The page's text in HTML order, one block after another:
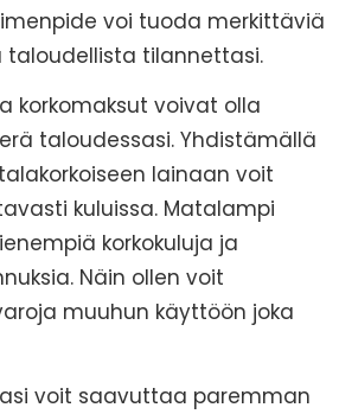
voi tuoda merkittäviä
tilannettasi.
korkomaksut voivat olla
taloudessasi. Yhdistämällä
lainaan voit
kuluissa. Matalampi
korkokuluja ja
Näin ollen voit
muuhun käyttöön joka
voit saavuttaa paremman